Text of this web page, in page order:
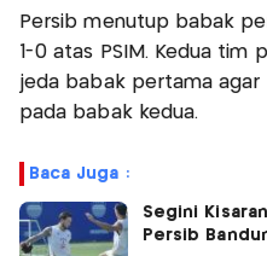
Persib menutup babak
1-0 atas PSIM. Kedua tim
jeda babak pertama
pada babak kedua.
Baca Juga :
Segini
Persib